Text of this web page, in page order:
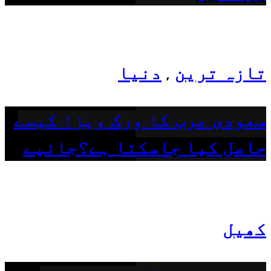
تازہ ترین , دنیا
سعودی عرب کا ورک ویزا کیسے
حاصل کیا جاسکتا ہے؟جانیے
کھیل